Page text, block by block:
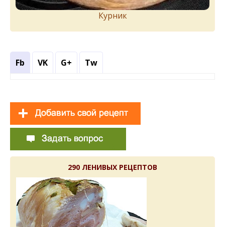
Курник
Fb VK G+ Tw
290 ЛЕНИВЫХ РЕЦЕПТОВ